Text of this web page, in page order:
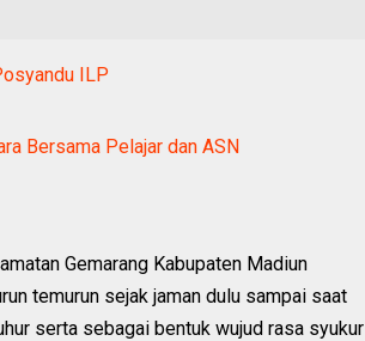
ILP‎
Bersama Pelajar dan ASN
Gemarang Kabupaten Madiun
temurun sejak jaman dulu sampai saat
serta sebagai bentuk wujud rasa syukur